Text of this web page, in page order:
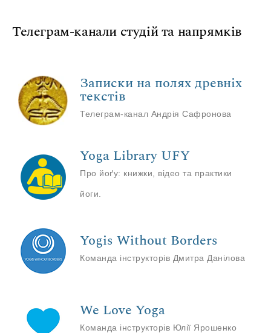
Телеграм-канали студій та напрямків
Записки на полях древніх
текстів
Телеграм-канал Андрія Сафронова
Yoga Library UFY
Про йоґу: книжки, відео та практики
йоги.
Yogis Without Borders
Команда інструкторів Дмитра Данілова
We Love Yoga
Команда інструкторів Юлії Ярошенко